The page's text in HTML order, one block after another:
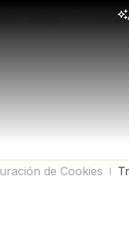
ofertas y
de Cookies